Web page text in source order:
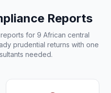
Reports
for 9 African central
prudential returns with one
needed.